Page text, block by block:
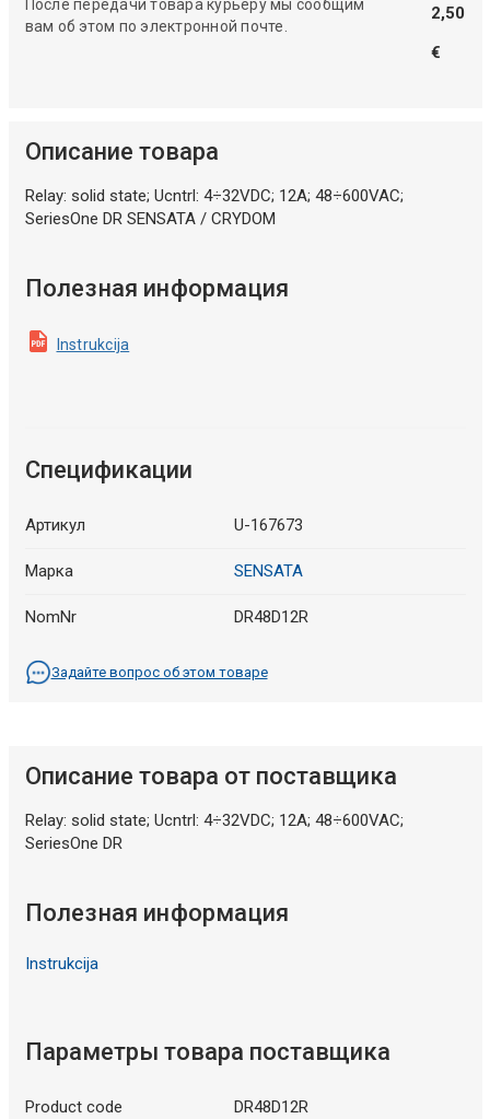
После передачи товара курьеру мы сообщим
вам об этом по электронной почте.
2,50
€
Описание товара
Relay: solid state; Ucntrl: 4÷32VDC; 12A; 48÷600VAC;
SeriesOne DR SENSATA / CRYDOM
Полезная информация
Instrukcija
Спецификации
Артикул U-167673
Марка SENSATA
NomNr DR48D12R
Задайте вопрос об этом товаре
Описание товара от поставщика
Relay: solid state; Ucntrl: 4÷32VDC; 12A; 48÷600VAC;
SeriesOne DR
Полезная информация
Instrukcija
Параметры товара поставщика
Product code DR48D12R